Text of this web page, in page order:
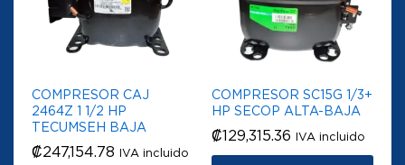
COMPRESOR CAJ
2464Z 1 1/2 HP
TECUMSEH BAJA
₡247,154.78 IVA incluido
COMPRESOR SC15G 1/3+
HP SECOP ALTA-BAJA
₡129,315.36 IVA incluido